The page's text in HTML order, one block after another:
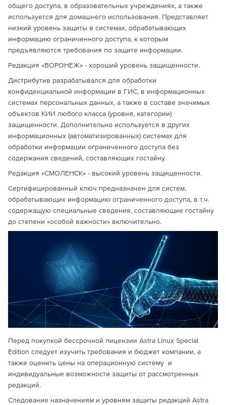
общего доступа, в образовательных учреждениях, а также
используется для домашнего использования. Представляет
низкий уровень защиты в системах, обрабатывающих
информацию ограниченного доступа, к которым
предъявляются требования по защите информации.
Редакция «ВОРОНЕЖ» - хороший уровень защищенности.
Дистрибутив разрабатывался для обработки
конфиденциальной информации в ГИС, в информационных
системах персональных данных, а также в составе значимых
объектов КИИ любого класса (уровня, категории)
защищенности. Дополнительно используется в других
информационных (автоматизированных) системах для
обработки информации ограниченного доступа без
содержания сведений, составляющих гостайну.
Редакция «СМОЛЕНСК» - высокий уровень защищенности.
Сертифицированный ключ предназначен для систем,
обрабатывающих информацию ограниченного доступа, в т.ч.
содержащую специальные сведения, составляющие гостайну
до степени «особой важности» включительно.
Перед покупкой бессрочной лицензии Astra Linux Special
Edition следует изучить требования и бюджет компании, а
также оценить цены на операционную систему и
индивидуальные возможности защиты от рассмотренных
редакций.
Следование назначениям и уровням защиты редакций Astra